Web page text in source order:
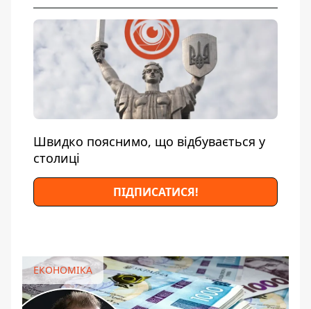
Швидко пояснимо, що відбувається у
столиці
ПІДПИСАТИСЯ!
ЕКОНОМІКА